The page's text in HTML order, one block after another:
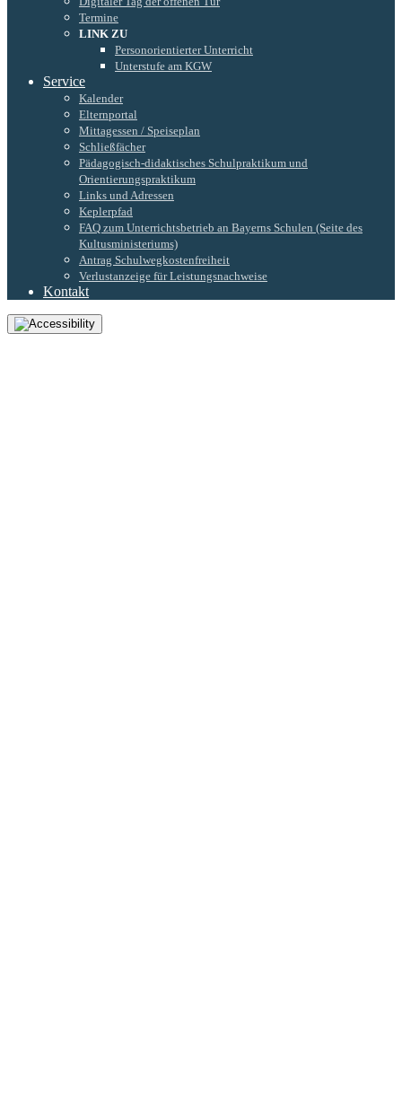
Termine
LINK ZU
Personorientierter Unterricht
Unterstufe am KGW
Service
Kalender
Elternportal
Mittagessen / Speiseplan
Schließfächer
Pädagogisch-didaktisches Schulpraktikum und
Orientierungspraktikum
Links und Adressen
Keplerpfad
FAQ zum Unterrichtsbetrieb an Bayerns Schulen (Seite des
Kultusministeriums)
Antrag Schulwegkostenfreiheit
Verlustanzeige für Leistungsnachweise
Kontakt